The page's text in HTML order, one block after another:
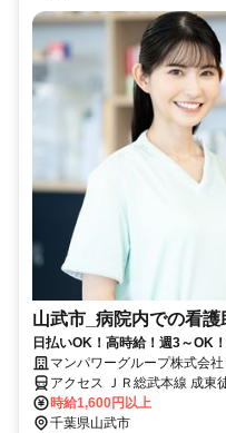
山武市_病院内での看
日払いOK！高時給！週3～OK
ミドル世代も多数活躍中♪
マンパワーグループ株式会
アクセス ＪＲ総武本線 成東
徒歩約9分、ＪＲ東金線/ＪＲ
ク通勤OK（派遣先による）
時給1,600円以上
千葉県山武市